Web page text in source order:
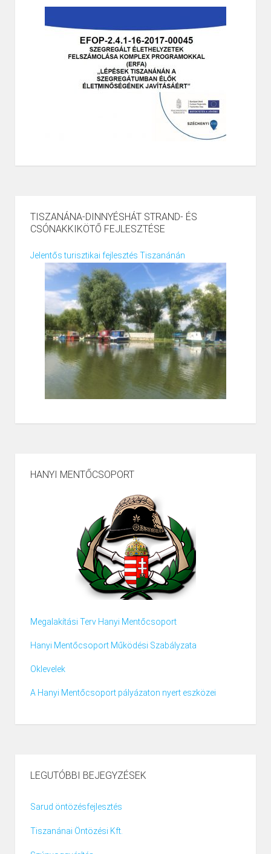
TISZANÁNA-DINNYÉSHÁT STRAND- ÉS
CSÓNAKKIKÖTŐ FEJLESZTÉSE
Jelentős turisztikai fejlesztés Tiszanánán
HANYI MENTŐCSOPORT
Megalakítási Terv Hanyi Mentőcsoport
Hanyi Mentőcsoport Működési Szabályzata
Oklevelek
A Hanyi Mentőcsoport pályázaton nyert eszközei
LEGUTÓBBI BEJEGYZÉSEK
Sarud öntözésfejlesztés
Tiszanánai Öntözési Kft.